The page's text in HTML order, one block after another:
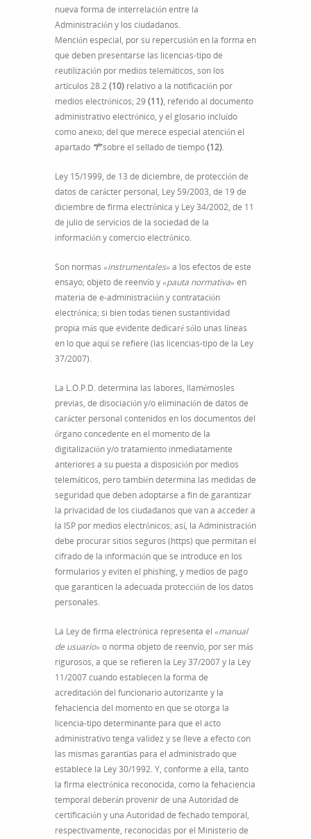
nueva forma de interrelación entre la
Administración y los ciudadanos.
Mención especial, por su repercusión en la forma en
que deben presentarse las licencias-tipo de
reutilización por medios telemáticos, son los
artículos 28.2(10) relativo a la notificación por
medios electrónicos; 29(11), referido al documento
administrativo electrónico, y el glosario incluído
como anexo; del que merece especial atención el
apartado “f”sobre el sellado de tiempo(12).
Ley 15/1999, de 13 de diciembre, de protección de
datos de carácter personal, Ley 59/2003, de 19 de
diciembre de firma electrónica y Ley 34/2002, de 11
de julio de servicios de la sociedad de la
información y comercio electrónico.
Son normas «instrumentales»a los efectos de este
ensayo; objeto de reenvío y«pauta normativa»en
materia de e-administración y contratación
electrónica; si bien todas tienen sustantividad
propia más que evidente dedicaré sólo unas líneas
en lo que aquí se refiere (las licencias-tipo de la Ley
37/2007).
La L.O.P.D. determina las labores, llamémosles
previas, de disociación y/o eliminación de datos de
carácter personal contenidos en los documentos del
órgano concedente en el momento de la
digitalización y/o tratamiento inmediatamente
anteriores a su puesta a disposición por medios
telemáticos, pero también determina las medidas de
seguridad que deben adoptarse a fin de garantizar
la privacidad de los ciudadanos que van a acceder a
la ISP por medios electrónicos; así, la Administración
debe procurar sitios seguros (https) que permitan el
cifrado de la información que se introduce en los
formularios y eviten el phishing, y medios de pago
que garanticen la adecuada protección de los datos
personales.
La Ley de firma electrónica representa el «manual
de usuario»o norma objeto de reenvío, por ser más
rigurosos, a que se refieren la Ley 37/2007 y la Ley
11/2007 cuando establecen la forma de
acreditación del funcionario autorizante y la
fehaciencia del momento en que se otorga la
licencia-tipo determinante para que el acto
administrativo tenga validez y se lleve a efecto con
las mismas garantías para el administrado que
establece la Ley 30/1992. Y, conforme a ella, tanto
la firma electrónica reconocida, como la fehaciencia
temporal deberán provenir de una Autoridad de
certificación y una Autoridad de fechado temporal,
respectivamente, reconocidas por el Ministerio de